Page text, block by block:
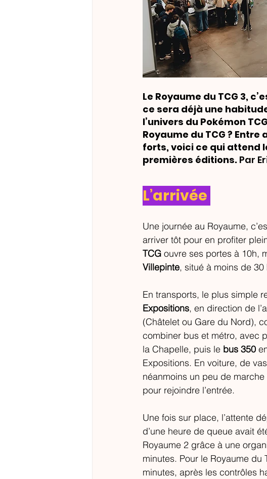
Le Royaume du TCG 3,
ce sera déjà une
l’univers du Pokémon
Royaume du TCG ?
forts, voici ce qui attend
premières éditions. Par
L’arrivée
Une journée au Royaume,
arriver tôt pour en profiter
TCG ouvre ses portes à 10h,
Villepinte, situé à moins de
En transports, le plus simple
Expositions, en direction de
(Châtelet ou Gare du Nord),
combiner bus et métro, avec
la Chapelle, puis le bus 350
Expositions. En voiture, de
néanmoins un peu de
pour rejoindre l’entrée.
Une fois sur place, l’attente
d’une heure de queue avait
Royaume 2 grâce à une
minutes. Pour le Royaume
minutes, après les contrôles